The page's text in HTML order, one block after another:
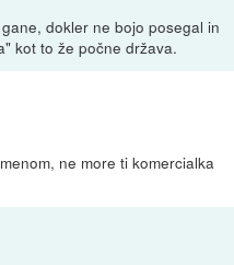
dokler ne bojo posegal in
kot to že počne država.
ne more ti komercialka